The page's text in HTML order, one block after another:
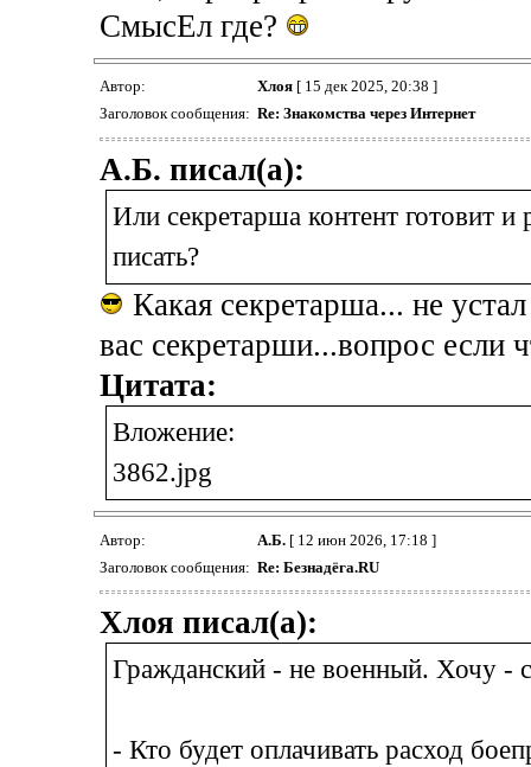
СмысЕл где?
Автор: Хлоя[ 15 дек 2025, 20:38 ]
Заголовок сообщения: Re: Знакомства через Интернет
А.Б. писал(а):
Или секретарша контент готовит
писать?
Какая секретарша... не
вас секретарши...вопрос если
Цитата:
Вложение:
3862.jpg
Автор: А.Б.[ 12 июн 2026, 17:18 ]
Заголовок сообщения: Re: Безнадёга.RU
Хлоя писал(а):
Гражданский - не военный. Хочу -
- Кто будет оплачивать расход